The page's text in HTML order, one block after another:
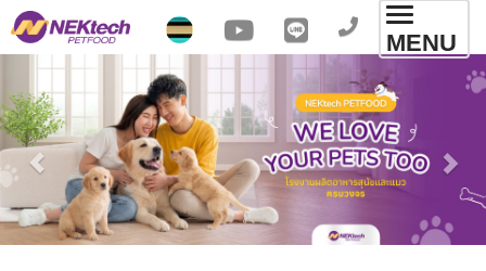
MENU